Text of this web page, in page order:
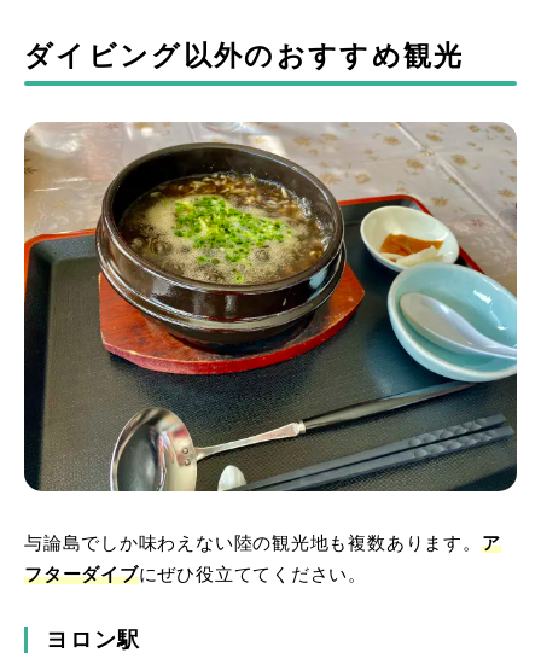
ダイビング以外のおすすめ観光
与論島でしか味わえない陸の観光地も複数あります。 ア
フターダイブにぜひ役立ててください。
ヨロン駅